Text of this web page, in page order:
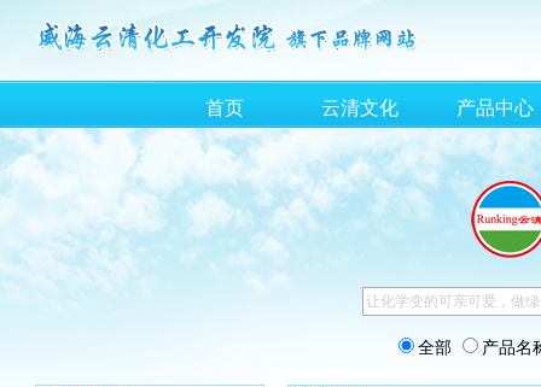
首页 云清文化 产品中心
全部 产品名